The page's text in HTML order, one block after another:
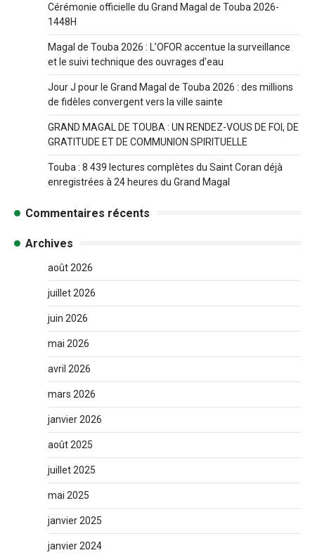
Cérémonie officielle du Grand Magal de Touba 2026-
1448H
Magal de Touba 2026 : L’OFOR accentue la surveillance
et le suivi technique des ouvrages d’eau
Jour J pour le Grand Magal de Touba 2026 : des millions
de fidèles convergent vers la ville sainte
GRAND MAGAL DE TOUBA : UN RENDEZ-VOUS DE FOI, DE
GRATITUDE ET DE COMMUNION SPIRITUELLE
Touba : 8 439 lectures complètes du Saint Coran déjà
enregistrées à 24 heures du Grand Magal
Commentaires récents
Archives
août 2026
juillet 2026
juin 2026
mai 2026
avril 2026
mars 2026
janvier 2026
août 2025
juillet 2025
mai 2025
janvier 2025
janvier 2024